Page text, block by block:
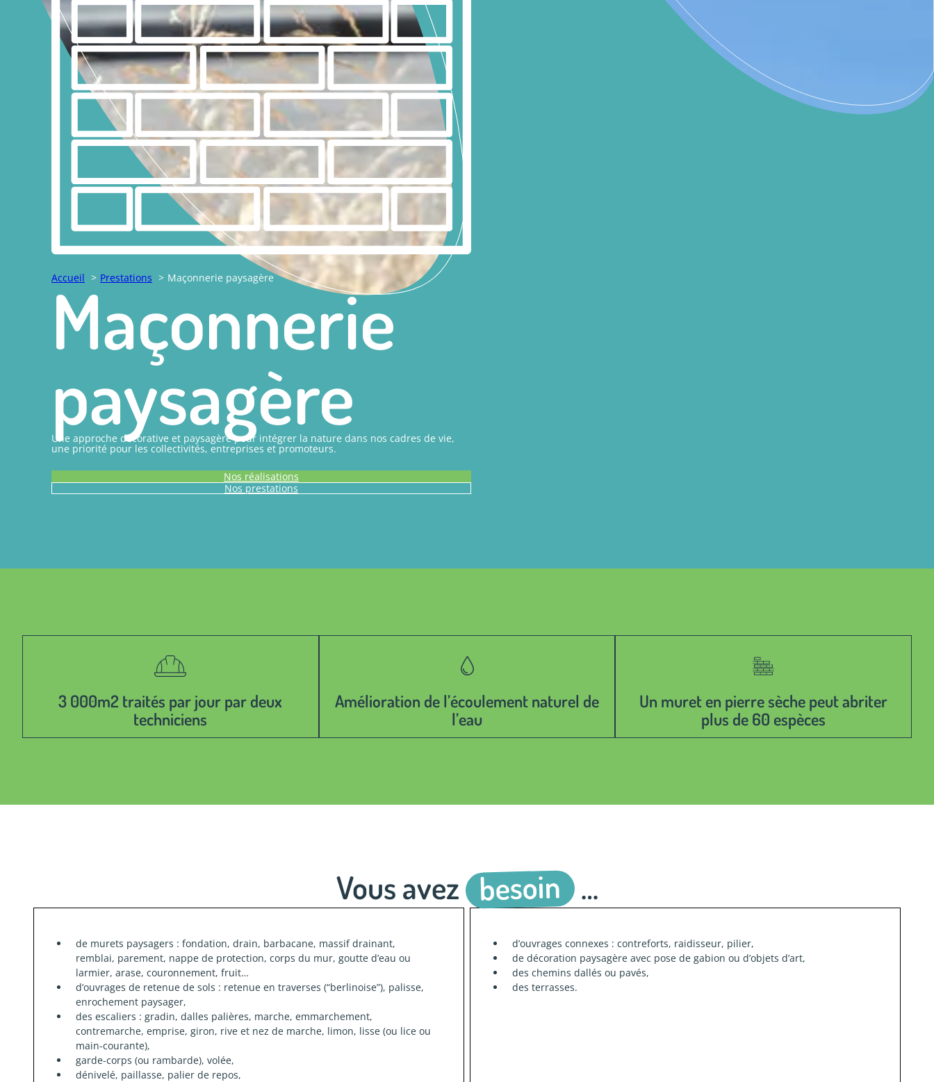
Accueil Prestations Maçonnerie paysagère
Maçonnerie
paysagère
Une approche décorative et paysagère pour intégrer la nature dans nos cadres de vie,
une priorité pour les collectivités, entreprises et promoteurs.
Nos réalisations
Nos prestations
3 000m2 traités par jour par deux
techniciens
Amélioration de l’écoulement naturel de
l’eau
Un muret en pierre sèche peut abriter
plus de 60 espèces
Vous avez besoin …
de murets paysagers : fondation, drain, barbacane, massif drainant,
remblai, parement, nappe de protection, corps du mur, goutte d’eau ou
larmier, arase, couronnement, fruit…
d’ouvrages de retenue de sols : retenue en traverses (“berlinoise”), palisse,
enrochement paysager,
des escaliers : gradin, dalles palières, marche, emmarchement,
contremarche, emprise, giron, rive et nez de marche, limon, lisse (ou lice ou
main-courante),
garde-corps (ou rambarde), volée,
dénivelé, paillasse, palier de repos,
d’ouvrages connexes : contreforts, raidisseur, pilier,
de décoration paysagère avec pose de gabion ou d’objets d’art,
des chemins dallés ou pavés,
des terrasses.